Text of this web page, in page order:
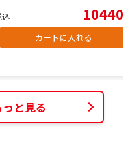
10440
カートに入れる
と見る